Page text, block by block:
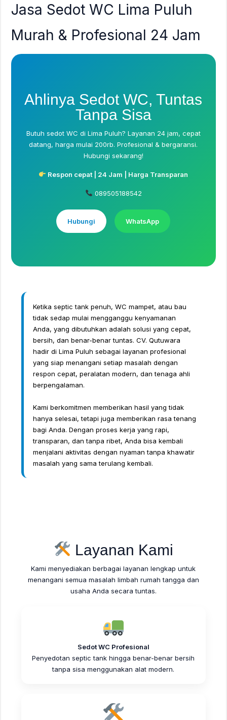
Jasa Sedot WC Lima Puluh
Murah & Profesional 24 Jam
Ahlinya Sedot WC, Tuntas
Tanpa Sisa
Butuh sedot WC di Lima Puluh? Layanan 24 jam, cepat
datang, harga mulai 200rb. Profesional & bergaransi.
Hubungi sekarang!
Respon cepat | 24 Jam | Harga Transparan
089505188542
Hubungi WhatsApp
Ketika septic tank penuh, WC mampet, atau bau
tidak sedap mulai mengganggu kenyamanan
Anda, yang dibutuhkan adalah solusi yang cepat,
bersih, dan benar-benar tuntas. CV. Qutuwara
hadir di Lima Puluh sebagai layanan profesional
yang siap menangani setiap masalah dengan
respon cepat, peralatan modern, dan tenaga ahli
berpengalaman.
Kami berkomitmen memberikan hasil yang tidak
hanya selesai, tetapi juga memberikan rasa tenang
bagi Anda. Dengan proses kerja yang rapi,
transparan, dan tanpa ribet, Anda bisa kembali
menjalani aktivitas dengan nyaman tanpa khawatir
masalah yang sama terulang kembali.
Layanan Kami
Kami menyediakan berbagai layanan lengkap untuk
menangani semua masalah limbah rumah tangga dan
usaha Anda secara tuntas.
Sedot WC Profesional
Penyedotan septic tank hingga benar-benar bersih
tanpa sisa menggunakan alat modern.